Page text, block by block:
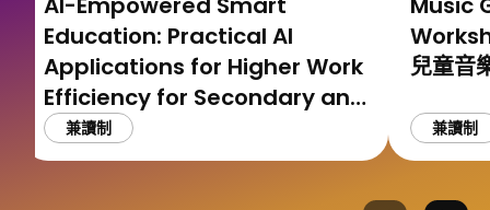
Education: Practical AI
Applications for Higher Work
Efficiency for Secondary and
Tertiary Teachers
AI 賦能智慧教育：中學及大專院
兼讀制
兒童音
兼讀制